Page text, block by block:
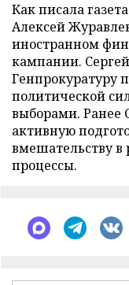
Как писала
Алексей
иностранном
кампании.
Генпрокуратуру
политической
выборами. Ранее
активную
вмешательству в
процессы.